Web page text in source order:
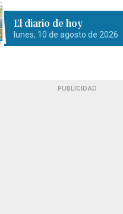
El diario de hoy
lunes, 10 de agosto de 2026
PUBLICIDAD